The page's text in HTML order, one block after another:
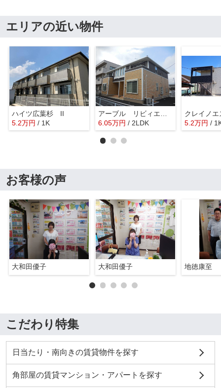
エリアの近い物件
ハイツ広葉杉 II
5.2万円 / 1K
6.05万円 / 2LDK 5.2万円 /
お客様の声
大和田優子 大和田優子 地徳康至
こだわり特集
日当たり・南向きの賃貸物件を探す
角部屋の賃貸マンション・アパートを探す